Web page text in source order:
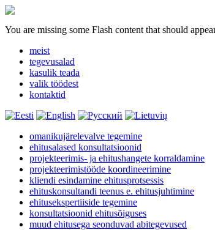
You are missing some Flash content that should
meist
tegevusalad
kasulik teada
valik töödest
kontaktid
omanikujärelevalve tegemine
ehitusalased konsultatsioonid
projekteerimis- ja ehitushangete korraldamine
projekteerimistööde koordineerimine
kliendi esindamine ehitusprotsessis
ehituskonsultandi teenus e. ehitusjuhtimine
ehitusekspertiiside tegemine
konsultatsioonid ehitusõiguses
muud ehitusega seonduvad abitegevused